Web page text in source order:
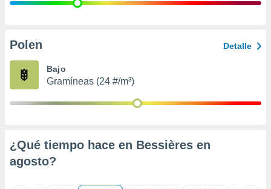
e
publicidad
Polen Detalle
Bajo
Gramíneas (24 #/m³)
¿Qué tiempo hace en Bessières en
agosto?